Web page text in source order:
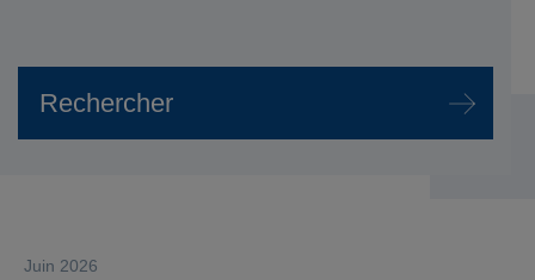
juin 2026